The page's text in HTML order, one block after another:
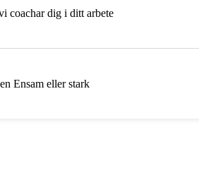
coachar dig i ditt arbete
Ensam eller stark